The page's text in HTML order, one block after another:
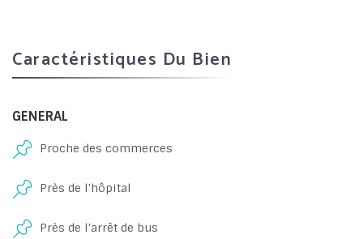
Caractéristiques Du Bien
GENERAL
Proche des commerces
Près de l'hôpital
Près de l'arrêt de bus